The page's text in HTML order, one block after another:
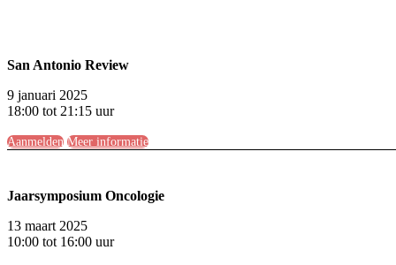
San Antonio Review
9 januari 2025
18:00 tot 21:15 uur
Aanmelden Meer informatie
Jaarsymposium Oncologie
13 maart 2025
10:00 tot 16:00 uur